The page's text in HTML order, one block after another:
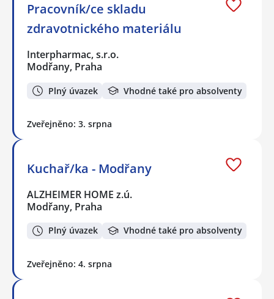
Pracovník/ce skladu
zdravotnického materiálu
Interpharmac, s.r.o.
Modřany, Praha
Plný úvazek Vhodné také pro absolventy
Zveřejněno: 3. srpna
Kuchař/ka - Modřany
ALZHEIMER HOME z.ú.
Modřany, Praha
Plný úvazek Vhodné také pro absolventy
Zveřejněno: 4. srpna